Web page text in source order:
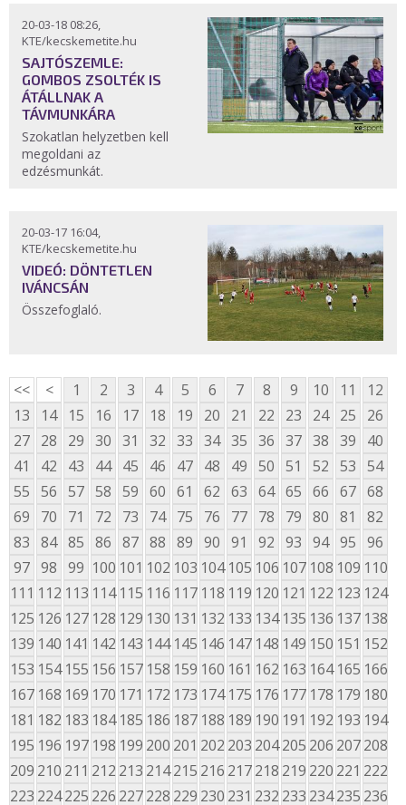
20-03-18 08:26,
KTE/kecskemetite.hu
SAJTÓSZEMLE:
GOMBOS ZSOLTÉK IS
ÁTÁLLNAK A
TÁVMUNKÁRA
Szokatlan helyzetben kell
megoldani az
edzésmunkát.
20-03-17 16:04,
KTE/kecskemetite.hu
VIDEÓ: DÖNTETLEN
IVÁNCSÁN
Összefoglaló.
<< < 1 2 3 4 5 6 7 8 9 10 11
12
13
14 15 16 17 18 19 20 21 22 23 24 25
26
27 28 29 30 31 32 33 34 35 36 37 38 39
40
41
42 43 44 45 46 47 48 49 50 51 52 53 54
55 56 57 58 59 60 61 62 63 64 65 66 67 68
69
70 71 72 73 74 75 76 77 78 79 80 81
82
83 84 85 86 87 88 89 90 91 92 93 94 95 96
97 98 99 100 101 102 103 104 105 106 107 108 109 110
111 112 113 114 115 116 117 118 119 120 121 122 123 124
125 126 127 128 129 130 131 132 133 134 135 136 137 138
139 140 141 142 143 144 145 146 147 148 149 150 151 152
153 154 155 156 157 158 159 160 161 162 163 164 165 166
167 168 169 170 171 172 173 174 175 176 177 178 179 180
181 182 183 184 185 186 187 188 189 190 191 192 193 194
195 196 197 198 199 200 201 202 203 204205 206 207208
209 210 211 212 213 214215 216 217218 219 220 221 222
223 224225 226 227228 229 230 231 232 233 234235 236